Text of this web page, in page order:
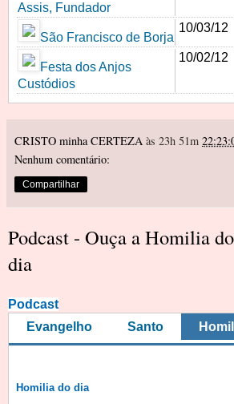
Assis, Fundador
São Francisco de Borja
10/03/12
Festa dos Anjos
Custódios
10/02/12
CRISTO minha CERTEZA às 23h 51m
Nenhum comentário:
Compartilhar
Podcast - Ouça a Homilia
dia
Podcast
Evangelho
Santo
Homilia do dia